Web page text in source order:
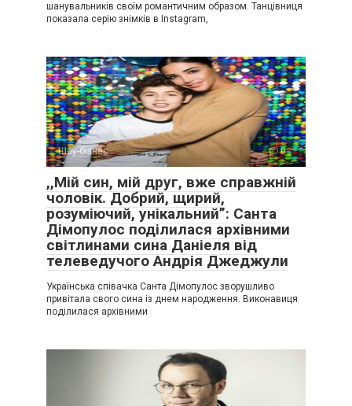
шанувальників своїм романтичним образом. Танцівниця
показала серію знімків в Instagram,
Шоу-бізнес 0
,,Мій син, мій друг, вже справжній
чоловік. Добрий, щирий,
розуміючий, унікальний”: Санта
Дімопулос поділилася архівними
світлинами сина Даніеля від
телеведучого Андрія Джеджули
Українська співачка Санта Дімопулос зворушливо
привітала свого сина із днем народження. Виконавиця
поділилася архівними